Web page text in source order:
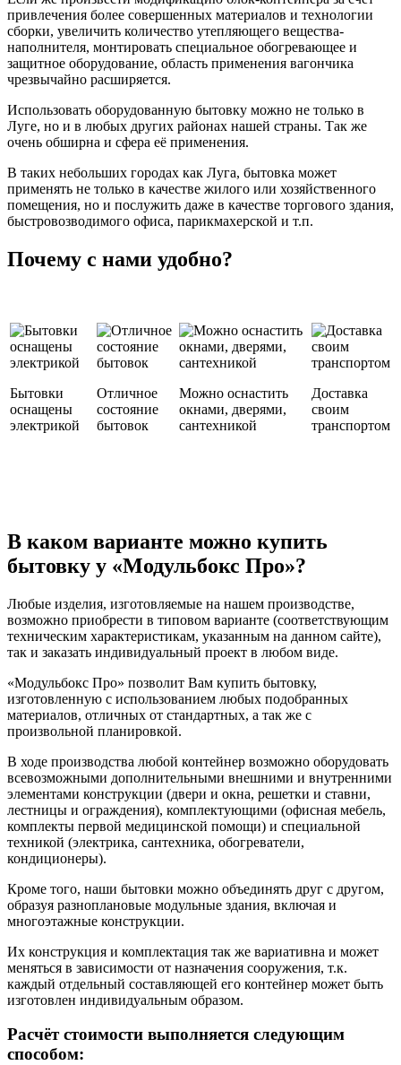
привлечения более совершенных материалов и технологии
сборки, увеличить количество утепляющего вещества-
наполнителя, монтировать специальное обогревающее и
защитное оборудование, область применения вагончика
чрезвычайно расширяется.
Использовать оборудованную бытовку можно не только в
Луге, но и в любых других районах нашей страны. Так же
очень обширна и сфера её применения.
В таких небольших городах как Луга, бытовка может
применять не только в качестве жилого или хозяйственного
помещения, но и послужить даже в качестве торгового здания,
быстровозводимого офиса, парикмахерской и т.п.
Почему с нами удобно?
Бытовки
оснащены
электрикой
Отличное
состояние
бытовок
Можно оснастить
окнами, дверями,
сантехникой
Доставка
своим
транспортом
В каком варианте можно купить
бытовку у «Модульбокс Про»?
Любые изделия, изготовляемые на нашем производстве,
возможно приобрести в типовом варианте (соответствующим
техническим характеристикам, указанным на данном сайте),
так и заказать индивидуальный проект в любом виде.
«Модульбокс Про» позволит Вам купить бытовку,
изготовленную с использованием любых подобранных
материалов, отличных от стандартных, а так же с
произвольной планировкой.
В ходе производства любой контейнер возможно оборудовать
всевозможными дополнительными внешними и внутренними
элементами конструкции (двери и окна, решетки и ставни,
лестницы и ограждения), комплектующими (офисная мебель,
комплекты первой медицинской помощи) и специальной
техникой (электрика, сантехника, обогреватели,
кондиционеры).
Кроме того, наши бытовки можно объединять друг с другом,
образуя разноплановые модульные здания, включая и
многоэтажные конструкции.
Их конструкция и комплектация так же вариативна и может
меняться в зависимости от назначения сооружения, т.к.
каждый отдельный составляющей его контейнер может быть
изготовлен индивидуальным образом.
Расчёт стоимости выполняется следующим
способом: